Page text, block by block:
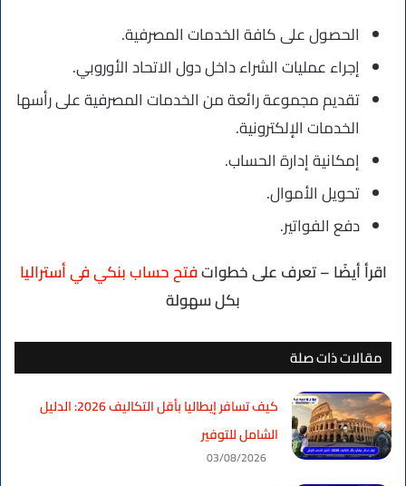
الحصول على كافة الخدمات المصرفية.
إجراء عمليات الشراء داخل دول الاتحاد الأوروبي.
تقديم مجموعة رائعة من الخدمات المصرفية على رأسها
الخدمات الإلكترونية.
إمكانية إدارة الحساب.
تحويل الأموال.
دفع الفواتير.
اقرأ أيضًا – تعرف على خطواتفتح حساب بنكي في أستراليا
بكل سهولة
مقالات ذات صلة
كيف تسافر إيطاليا بأقل التكاليف 2026: الدليل
الشامل للتوفير
03/08/2026